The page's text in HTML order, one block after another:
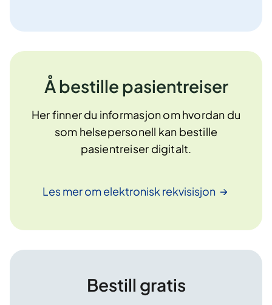
Å bestille pasientreiser
Her finner du informasjon om hvordan du
som helsepersonell kan bestille
pasientreiser digitalt.
Les mer om elektronisk rekvisisjon
Bestill gratis